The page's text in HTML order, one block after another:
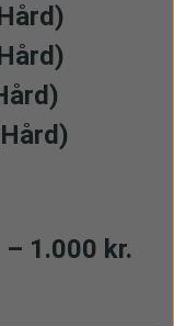
– 1.000 kr.